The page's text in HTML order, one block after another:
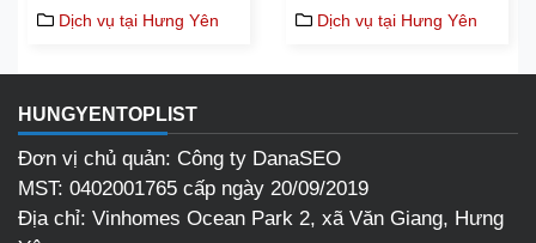
Dịch vụ tại Hưng Yên Dịch vụ tại Hưng Yên
HUNGYENTOPLIST
Đơn vị chủ quản: Công ty DanaSEO
MST: 0402001765 cấp ngày 20/09/2019
Địa chỉ: Vinhomes Ocean Park 2, xã Văn Giang, Hưng